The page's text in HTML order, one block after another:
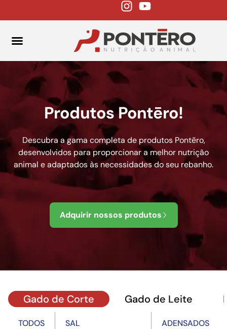
Produtos Pontēro!
Descubra a gama completa de produtos Pontēro,
desenvolvidos para proporcionar a melhor nutrição
animal e adaptados às necessidades do seu rebanho.
Adquirir nossos produtos
Gado de Corte Gado de Leite
TODOS
SAL
ADENSADOS